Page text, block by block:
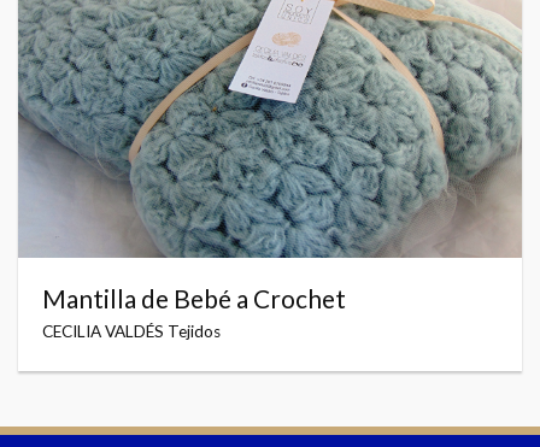
Mantilla de Bebé a Crochet
CECILIA VALDÉS Tejidos